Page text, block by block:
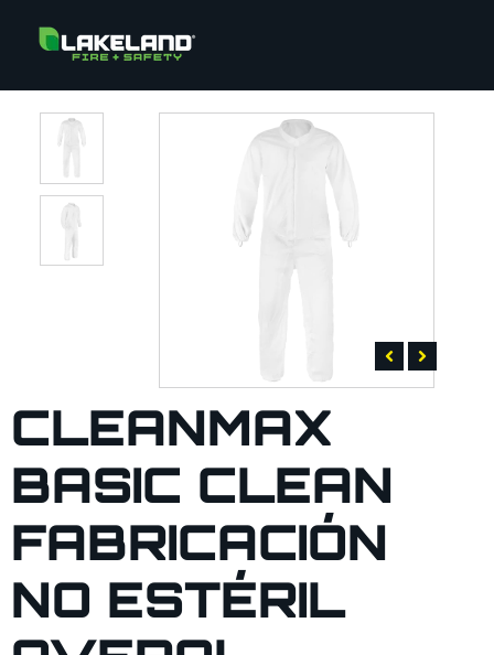
CLEANMAX
BASIC CLEAN
FABRICACIÓN
NO ESTÉRIL